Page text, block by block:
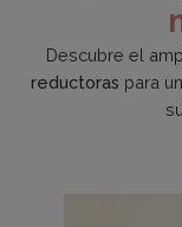
Descubre el
reductoras para